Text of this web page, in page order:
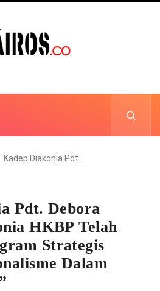
Kadep Diakonia Pdt.…
Pdt. Debora
HKBP Telah
Strategis
Dalam